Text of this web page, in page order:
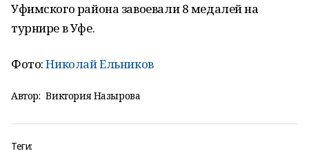
Уфимского района завоевали 8 медалей на
турнире в Уфе.
Фото:Николай Ельников
Автор: Виктория Назырова
Теги: